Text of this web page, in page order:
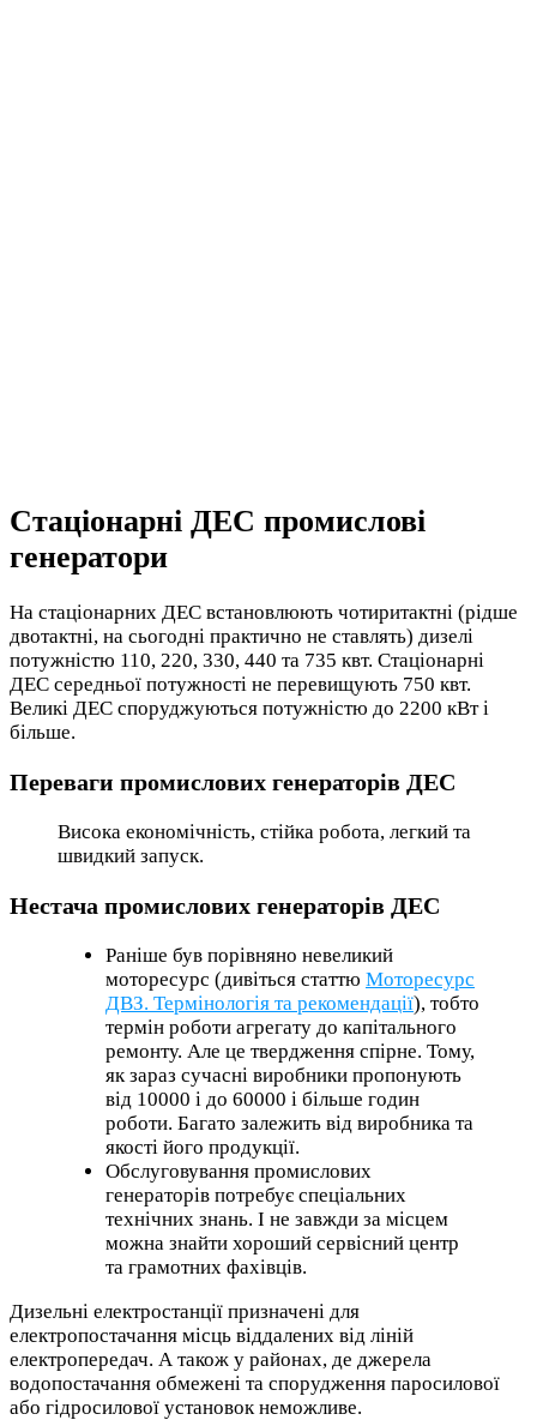
Стаціонарні ДЕС промислові
генератори
На стаціонарних ДЕС встановлюють чотиритактні (рідше
двотактні, на сьогодні практично не ставлять) дизелі
потужністю 110, 220, 330, 440 та 735 квт. Стаціонарні
ДЕС середньої потужності не перевищують 750 квт.
Великі ДЕС споруджуються потужністю до 2200 кВт і
більше.
Переваги промислових генераторів ДЕС
Висока економічність, стійка робота, легкий та
швидкий запуск.
Нестача промислових генераторів ДЕС
Раніше був порівняно невеликий
моторесурс (дивіться статтю Моторесурс
ДВЗ. Термінологія та рекомендації), тобто
термін роботи агрегату до капітального
ремонту. Але це твердження спірне. Тому,
як зараз сучасні виробники пропонують
від 10000 і до 60000 і більше годин
роботи. Багато залежить від виробника та
якості його продукції.
Обслуговування промислових
генераторів потребує спеціальних
технічних знань. І не завжди за місцем
можна знайти хороший сервісний центр
та грамотних фахівців.
Дизельні електростанції призначені для
електропостачання місць віддалених від ліній
електропередач. А також у районах, де джерела
водопостачання обмежені та спорудження паросилової
або гідросилової установок неможливе.